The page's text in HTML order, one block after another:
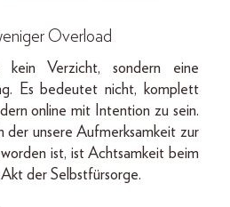
Overload
kein Verzicht, sondern eine
Es bedeutet nicht, komplett
online mit Intention zu sein.
der unsere Aufmerksamkeit zur
ist, ist Achtsamkeit beim
der Selbstfürsorge.